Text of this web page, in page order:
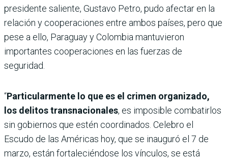
presidente saliente, Gustavo Petro, pudo afectar en la
relación y cooperaciones entre ambos países, pero que
pese a ello, Paraguay y Colombia mantuvieron
importantes cooperaciones en las fuerzas de
seguridad.
“Particularmente lo que es el crimen organizado,
los delitos transnacionales, es imposible combatirlos
sin gobiernos que estén coordinados. Celebro el
Escudo de las Américas hoy, que se inauguró el 7 de
marzo, están fortaleciéndose los vínculos, se está